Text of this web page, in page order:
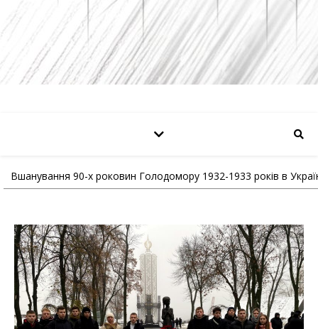
Вшанування 90-х роковин Голодомору 1932-1933 років в